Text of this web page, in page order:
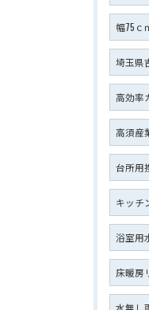
幅75ｃ
埼玉県
高効率
高須産
台所用
キッチ
浴室用
床暖房
水無し